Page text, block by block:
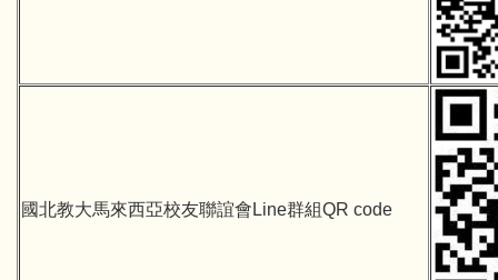
國北教大馬來西亞校友聯誼會Line群組QR code